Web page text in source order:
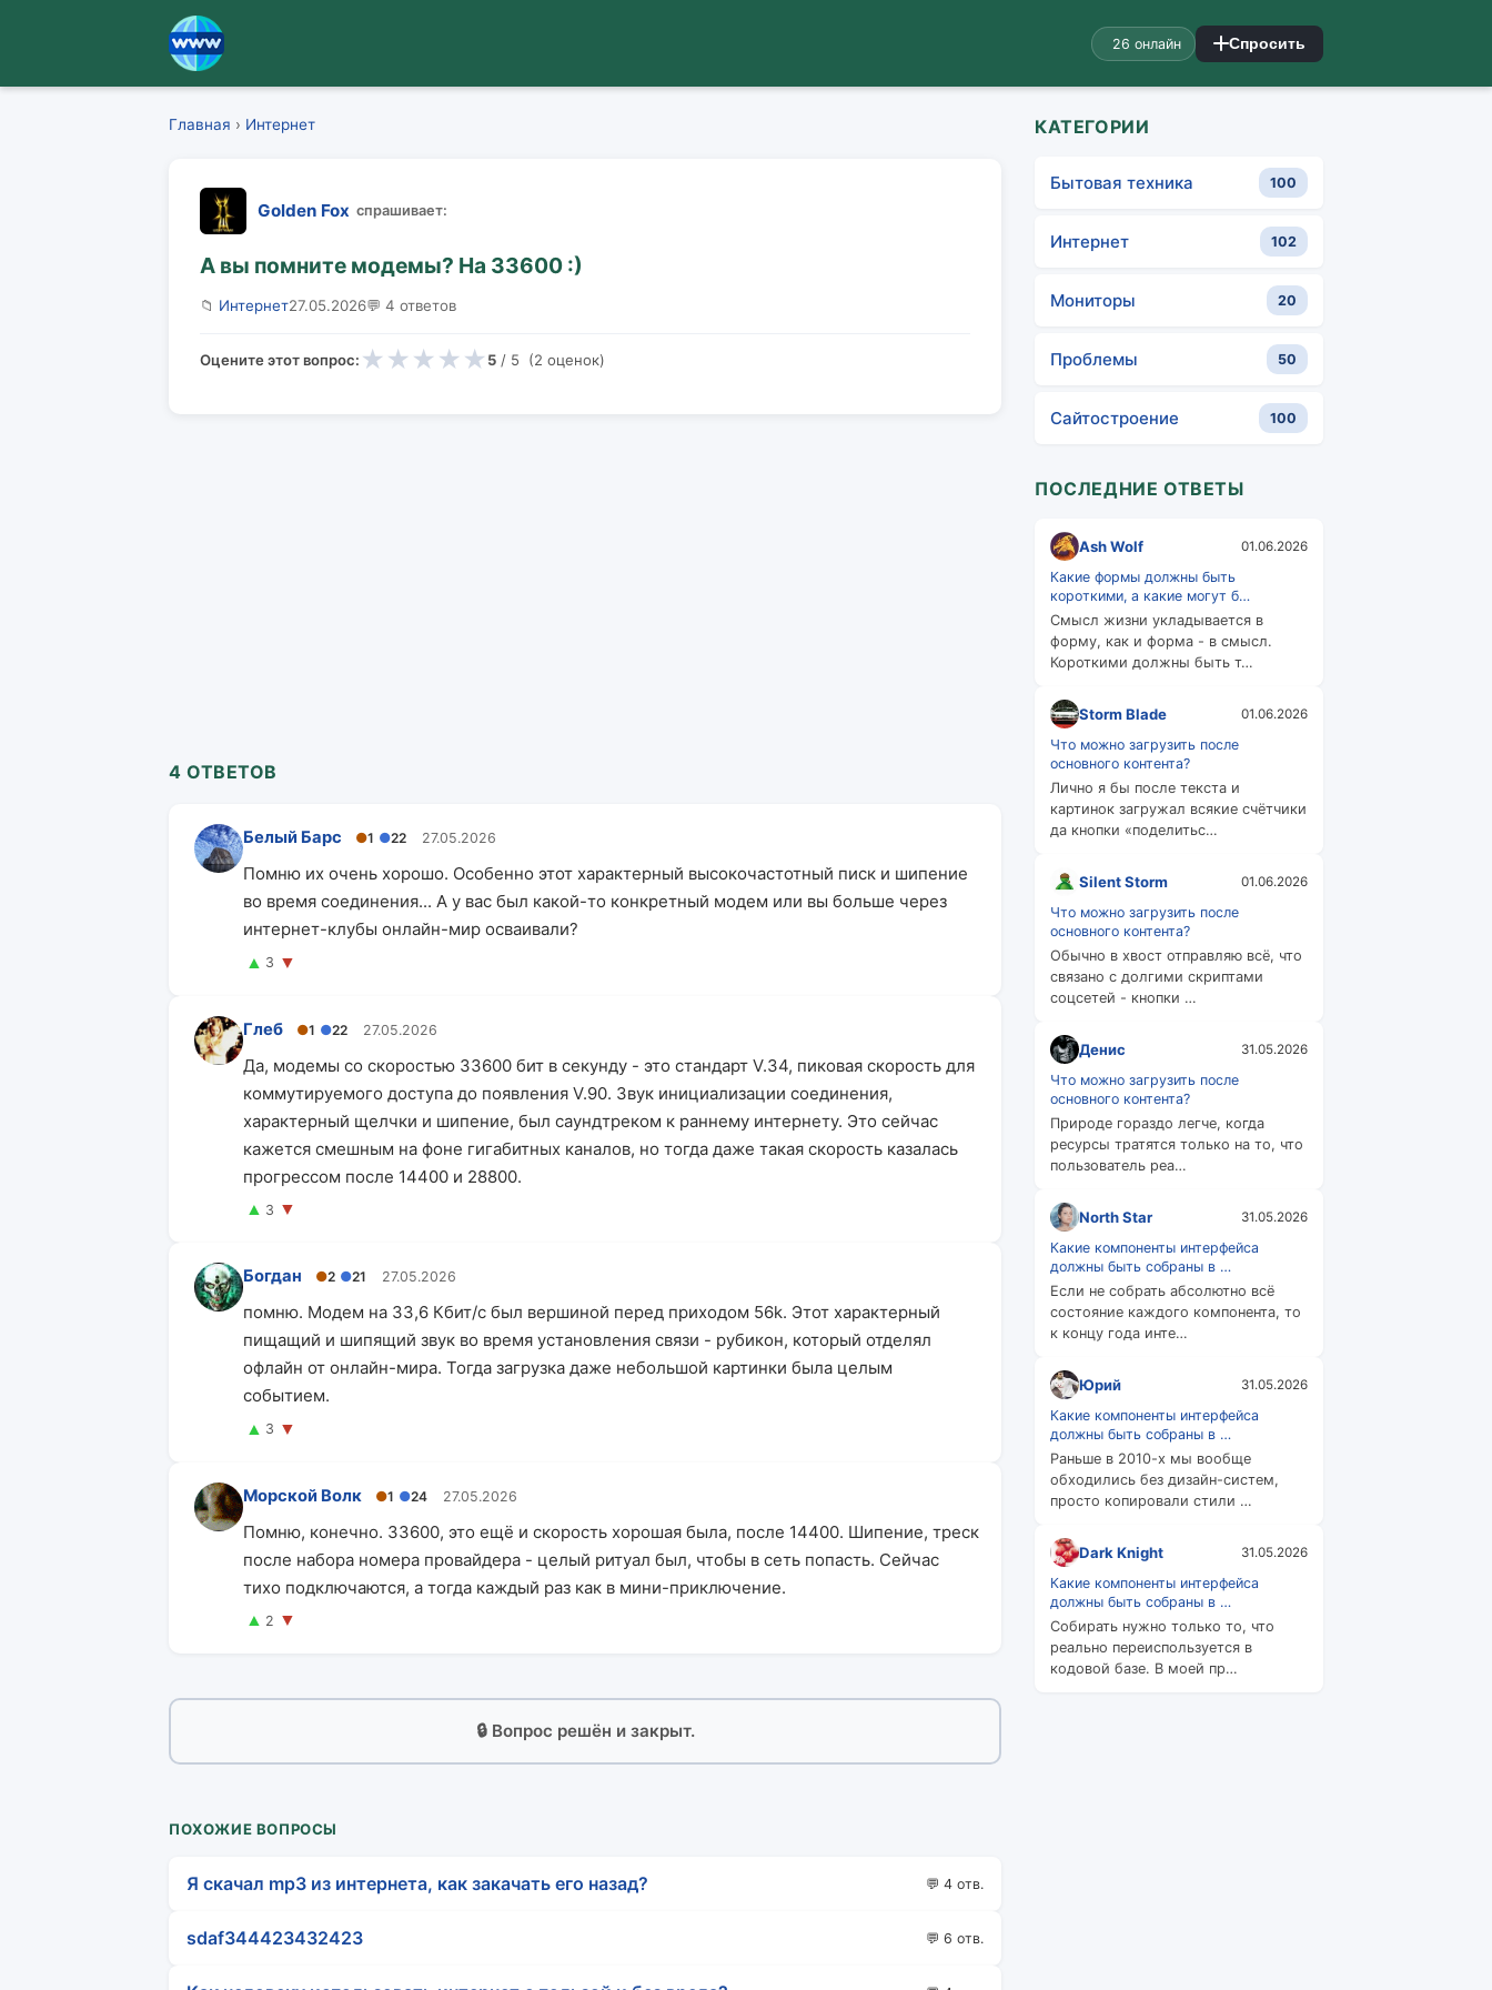
26 онлайн Спросить
Главная › Интернет
Golden Fox спрашивает:
А вы помните модемы? На 33600 :)
📁 Интернет27.05.2026💬 4 ответов
Оцените этот вопрос: ★ ★ ★ ★ ★ 5 / 5 (2 оценок)
4 ОТВЕТОВ
Белый Барс ●1 ●22 27.05.2026
Помню их очень хорошо. Особенно этот характерный высокочастотный писк и шипение
во время соединения... А у вас был какой-то конкретный модем или вы больше через
интернет-клубы онлайн-мир осваивали?
▲ 3 ▼
Глеб ●1 ●22 27.05.2026
Да, модемы со скоростью 33600 бит в секунду - это стандарт V.34, пиковая скорость для
коммутируемого доступа до появления V.90. Звук инициализации соединения,
характерный щелчки и шипение, был саундтреком к раннему интернету. Это сейчас
кажется смешным на фоне гигабитных каналов, но тогда даже такая скорость казалась
прогрессом после 14400 и 28800.
▲ 3 ▼
Богдан ●2 ●21 27.05.2026
помню. Модем на 33,6 Кбит/с был вершиной перед приходом 56k. Этот характерный
пищащий и шипящий звук во время установления связи - рубикон, который отделял
офлайн от онлайн-мира. Тогда загрузка даже небольшой картинки была целым
событием.
▲ 3 ▼
Морской Волк ●1 ●24 27.05.2026
Помню, конечно. 33600, это ещё и скорость хорошая была, после 14400. Шипение, треск
после набора номера провайдера - целый ритуал был, чтобы в сеть попасть. Сейчас
тихо подключаются, а тогда каждый раз как в мини-приключение.
▲ 2 ▼
🔒 Вопрос решён и закрыт.
ПОХОЖИЕ ВОПРОСЫ
Я скачал mp3 из интернета, как закачать его назад? 💬 4 отв.
sdaf344423432423 💬 6 отв.
КАТЕГОРИИ
Бытовая техника 100
Интернет 102
Мониторы 20
Проблемы 50
Сайтостроение 100
ПОСЛЕДНИЕ ОТВЕТЫ
Ash Wolf 01.06.2026
Какие формы должны быть
короткими, а какие могут б…
Смысл жизни укладывается в
форму, как и форма - в смысл.
Короткими должны быть т…
Storm Blade 01.06.2026
Что можно загрузить после
основного контента?
Лично я бы после текста и
картинок загружал всякие счётчики
да кнопки «поделитьс…
Silent Storm 01.06.2026
Что можно загрузить после
основного контента?
Обычно в хвост отправляю всё, что
связано с долгими скриптами
соцсетей - кнопки …
Денис 31.05.2026
Что можно загрузить после
основного контента?
Природе гораздо легче, когда
ресурсы тратятся только на то, что
пользователь реа…
North Star 31.05.2026
Какие компоненты интерфейса
должны быть собраны в …
Если не собрать абсолютно всё
состояние каждого компонента, то
к концу года инте…
Юрий 31.05.2026
Какие компоненты интерфейса
должны быть собраны в …
Раньше в 2010-х мы вообще
обходились без дизайн-систем,
просто копировали стили …
Dark Knight 31.05.2026
Какие компоненты интерфейса
должны быть собраны в …
Собирать нужно только то, что
реально переиспользуется в
кодовой базе. В моей пр…